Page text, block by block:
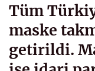
Tüm
maske
getirildi.